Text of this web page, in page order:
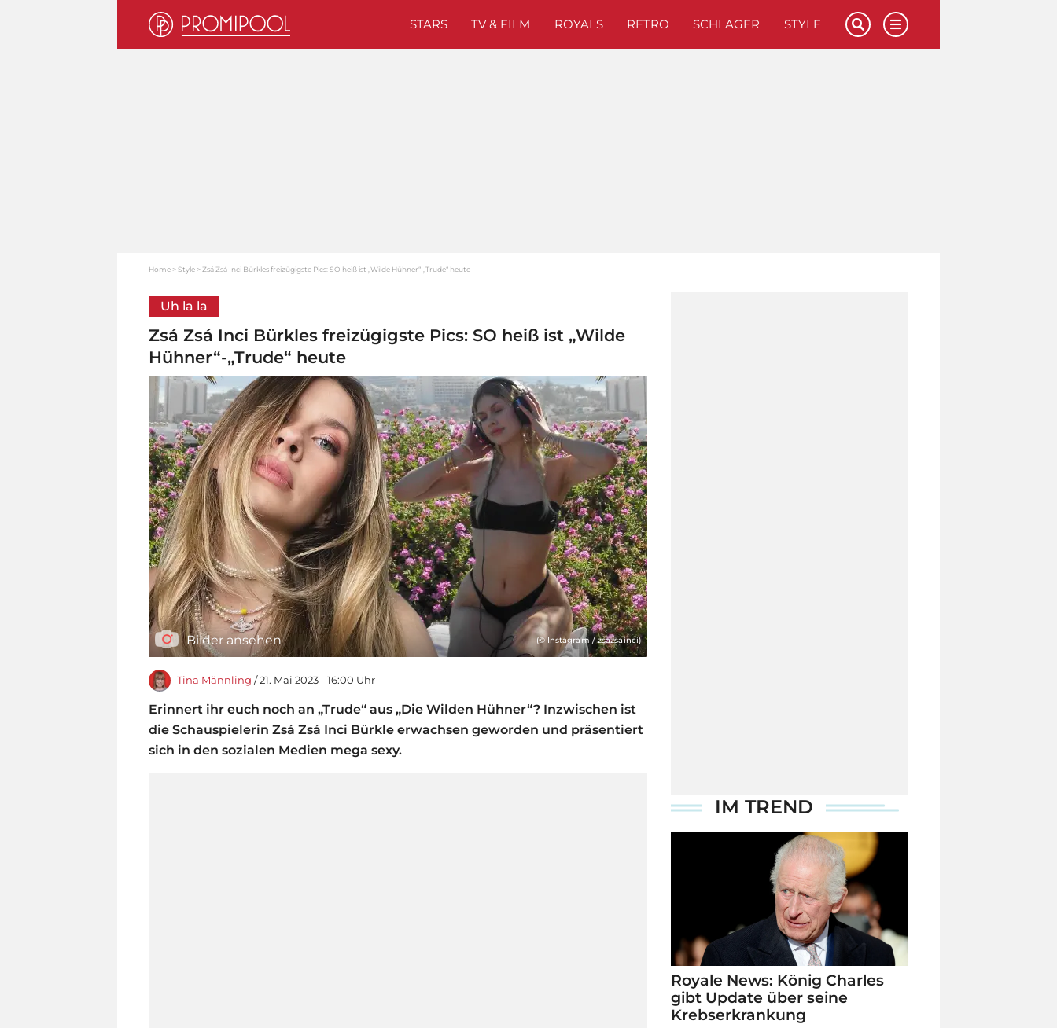
STARS TV & FILM ROYALS RETRO SCHLAGER STYLE
Home Style Zsá Zsá Inci Bürkles freizügigste Pics: SO heiß ist „Wilde Hühner“-„Trude“ heute
Uh la la
Zsá Zsá Inci Bürkles freizügigste Pics: SO heiß ist „Wilde
Hühner“-„Trude“ heute
Bilder ansehen (© Instagram / zsazsainci)
Tina Männling / 21. Mai 2023 - 16:00 Uhr
Erinnert ihr euch noch an „Trude“ aus „Die Wilden Hühner“? Inzwischen ist
die Schauspielerin Zsá Zsá Inci Bürkle erwachsen geworden und präsentiert
sich in den sozialen Medien mega sexy.
IM TREND
Royale News: König Charles
gibt Update über seine
Krebserkrankung